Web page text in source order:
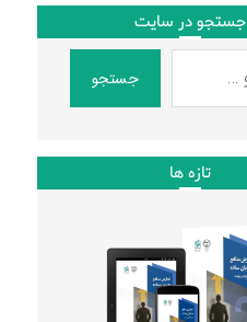
جستجو در سایت
جستجو
تازه ها